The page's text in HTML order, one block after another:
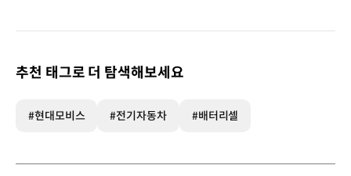
추천 태그로 더 탐색해보세요
#현대모비스 #전기자동차 #배터리셀